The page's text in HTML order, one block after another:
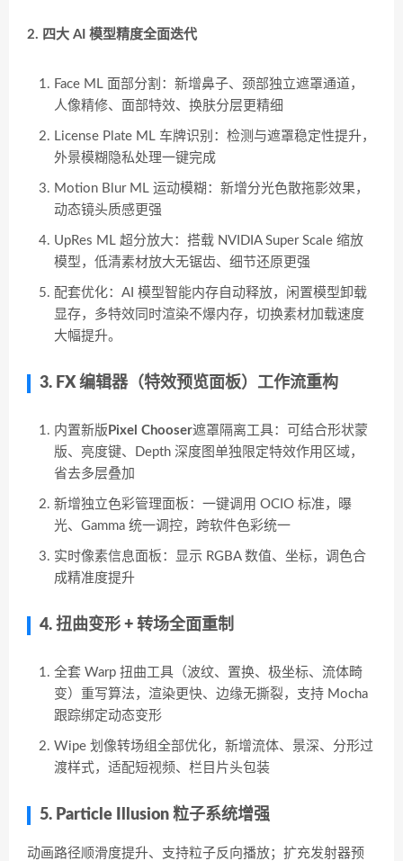
2. 四大 AI 模型精度全面迭代
Face ML 面部分割：新增鼻子、颈部独立遮罩通道，
人像精修、面部特效、换肤分层更精细
License Plate ML 车牌识别：检测与遮罩稳定性提升，
外景模糊隐私处理一键完成
Motion Blur ML 运动模糊：新增分光色散拖影效果，
动态镜头质感更强
UpRes ML 超分放大：搭载 NVIDIA Super Scale 缩放
模型，低清素材放大无锯齿、细节还原更强
配套优化：AI 模型智能内存自动释放，闲置模型卸载
显存，多特效同时渲染不爆内存，切换素材加载速度
大幅提升。
3. FX 编辑器（特效预览面板）工作流重构
内置新版 Pixel Chooser遮罩隔离工具：可结合形状蒙
版、亮度键、Depth 深度图单独限定特效作用区域，
省去多层叠加
新增独立色彩管理面板：一键调用 OCIO 标准，曝
光、Gamma 统一调控，跨软件色彩统一
实时像素信息面板：显示 RGBA 数值、坐标，调色合
成精准度提升
4. 扭曲变形 + 转场全面重制
全套 Warp 扭曲工具（波纹、置换、极坐标、流体畸
变）重写算法，渲染更快、边缘无撕裂，支持 Mocha
跟踪绑定动态变形
Wipe 划像转场组全部优化，新增流体、景深、分形过
渡样式，适配短视频、栏目片头包装
5. Particle Illusion 粒子系统增强
动画路径顺滑度提升、支持粒子反向播放；扩充发射器预